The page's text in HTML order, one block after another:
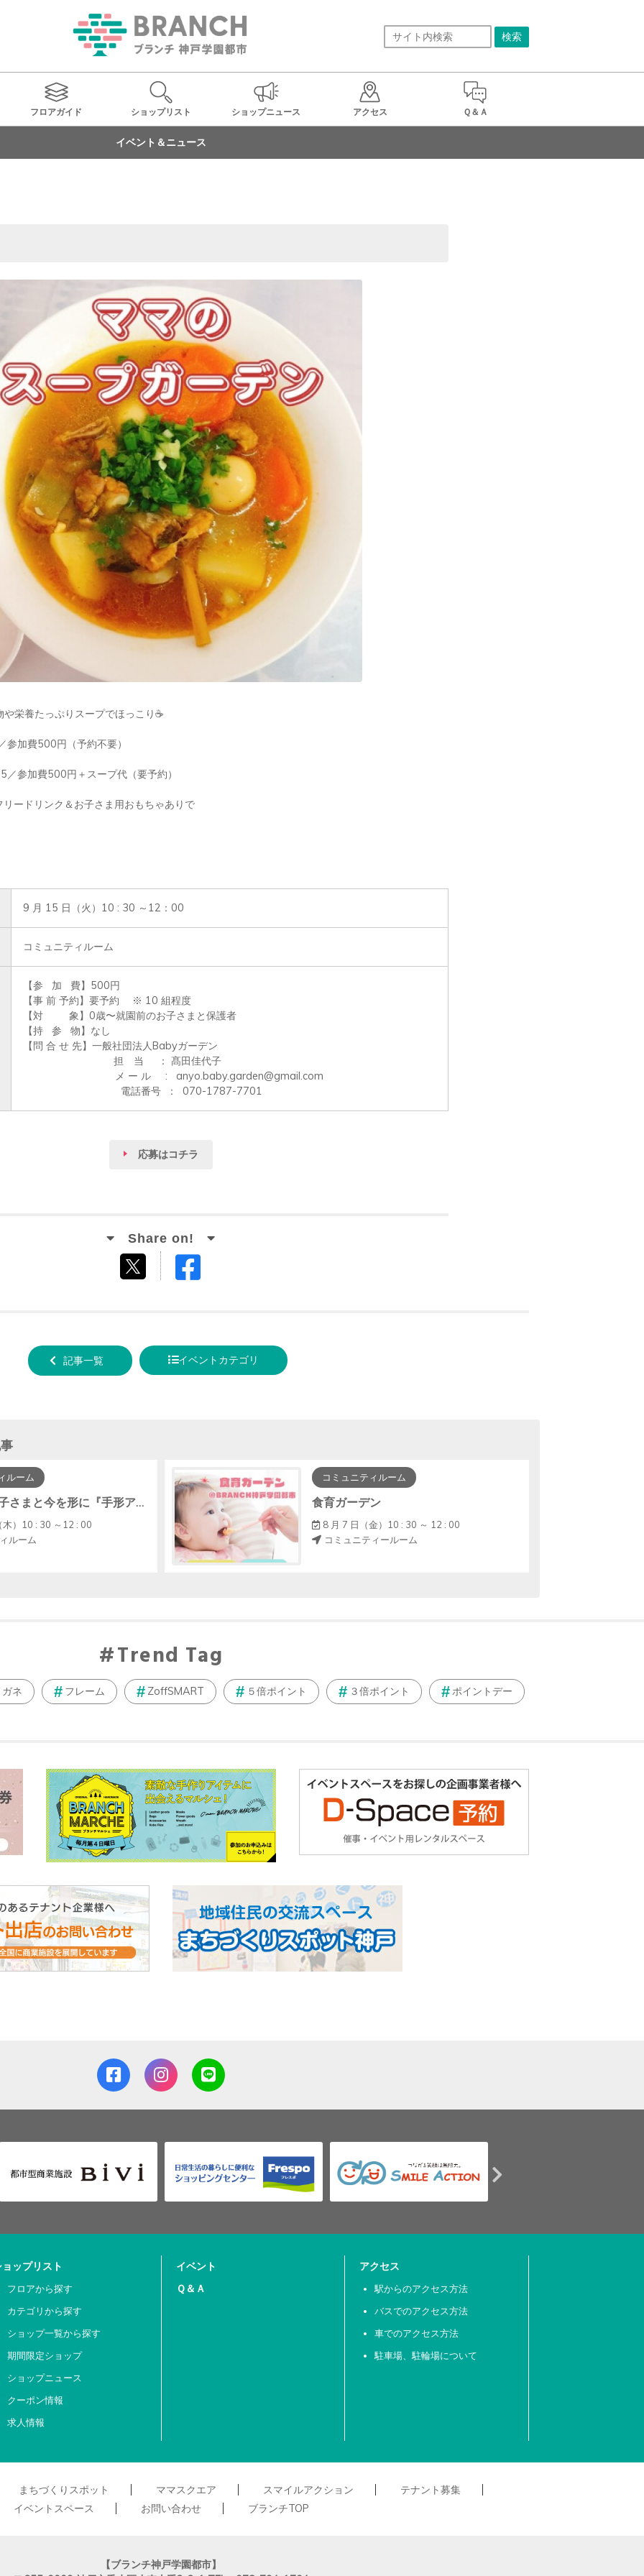
フロアガイド ショップリスト ショップニュース アクセス Ｑ＆Ａ
イベント＆ニュース
栄養たっぷりスープでほっこり☕
加費500円（予約不要）
参加費500円＋スープ代（要予約）
ードリンク＆お子さま用おもちゃありで
9 月 15 日（火）10 : 30 ～12：00
コミュニティルーム
【参   加   費】500円
【事 前 予約】要予約 　※ 10 組程度
【対　  　象】0歳〜就園前のお子さまと保護者
【持   参   物】なし
【問 合 せ 先】一般社団法人Babyガーデン
担　当     ： 髙田佳代子
                                  電話番号  ：  070-1787-7701
応募はコチラ
する
記事一覧 イベントカテゴリ
ルーム
【中止】お子さまと今を形に『手形アート・ﾌｧｰｽﾄｶｯﾄｱｰﾄ』
）10 : 30 ～12 : 00
ルーム
コミュニティルーム
食育ガーデン
8 月 7 日（金）10 : 30 ～ 12 : 00
コミュニティールーム
Trend Tag
ネ フレーム ZoffSMART ５倍ポイント ３倍ポイント ポイントデー
ップリスト
フロアから探す
カテゴリから探す
ショップ一覧から探す
期間限定ショップ
ショップニュース
クーポン情報
求人情報
イベント
Ｑ＆Ａ
アクセス
駅からのアクセス方法
バスでのアクセス方法
車でのアクセス方法
駐車場、駐輪場について
まちづくりスポット ママスクエア スマイルアクション
テナント募集
イベントスペース
お問い合わせ ブランチTOP
【ブランチ神戸学園都市】